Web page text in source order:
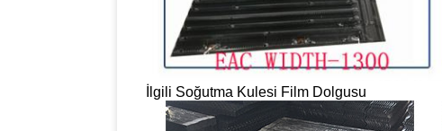
İlgili Soğutma Kulesi Film Dolgusu